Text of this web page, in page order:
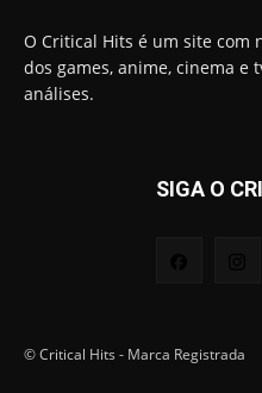
O Critical Hits é um site com
dos games, anime, cinema e
análises.
SIGA O
© Critical Hits - Marca Registrada